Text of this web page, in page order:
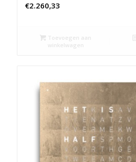
€2.260,33
Toevoegen aan
winkelwagen